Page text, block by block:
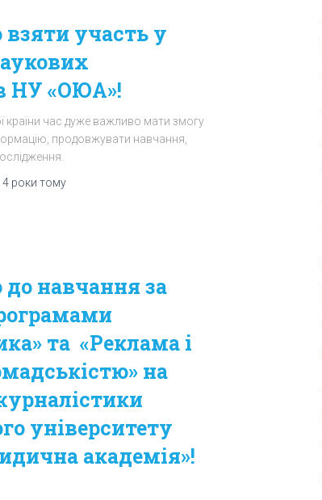
участь у
НУ «ОЮА»!
країни час дуже важливо мати змогу
продовжувати навчання,
4 роки тому
навчання за
та «Реклама і
на
університету
академія»!